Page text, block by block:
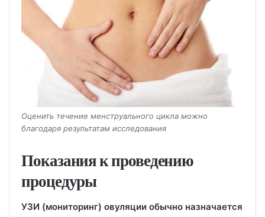
Оценить течение менструального цикла можно
благодаря результатам исследования
Показания к проведению
процедуры
УЗИ (мониторинг) овуляции обычно назначается